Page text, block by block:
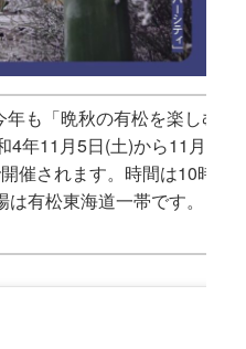
も「晩秋の有松を楽しむ
年11月5日(土)から11月6
催されます。時間は10時
有松東海道一帯です。